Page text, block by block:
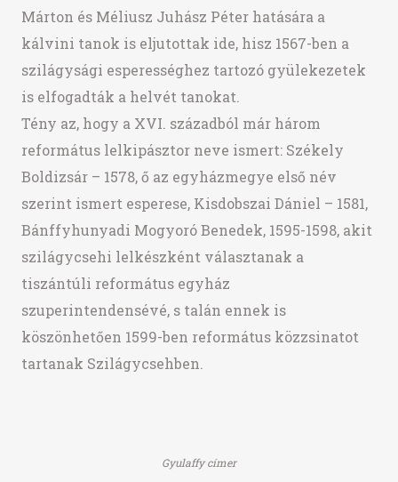
Márton és Méliusz Juhász Péter hatására a
kálvini tanok is eljutottak ide, hisz 1567-ben a
szilágysági esperességhez tartozó gyülekezetek
is elfogadták a helvét tanokat.
Tény az, hogy a XVI. századból már három
református lelkipásztor neve ismert: Székely
Boldizsár – 1578, ő az egyházmegye első név
szerint ismert esperese, Kisdobszai Dániel – 1581,
Bánffyhunyadi Mogyoró Benedek, 1595-1598, akit
szilágycsehi lelkészként választanak a
tiszántúli református egyház
szuperintendensévé, s talán ennek is
köszönhetően 1599-ben református közzsinatot
tartanak Szilágycsehben.
Gyulaffy címer